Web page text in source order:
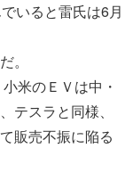
いると雷氏は6月
。
米のＥＶは中・
テスラと同様、
販売不振に陥る